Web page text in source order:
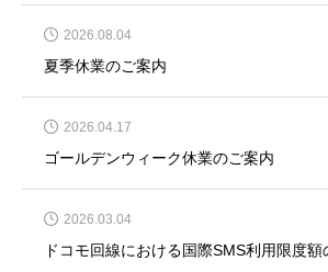
2026.08.04
夏季休業のご案内
2026.04.17
ゴールデンウィーク休業のご案内
2026.03.04
ドコモ回線における国際SMS利用限度